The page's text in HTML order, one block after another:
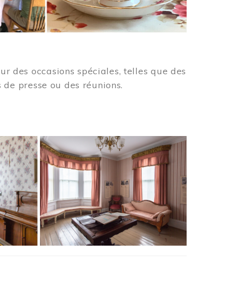
des occasions spéciales, telles que des
presse ou des réunions.